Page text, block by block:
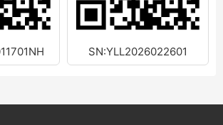
SN:YLL2026022601